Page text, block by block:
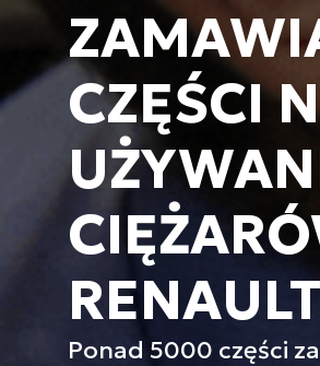
CZĘŚCI
Ponad 5000 części